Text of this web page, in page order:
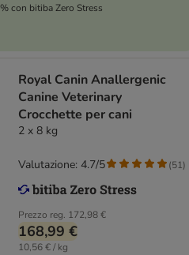
con bitiba Zero Stress
Royal Canin Anallergenic
Canine Veterinary
Crocchette per cani
2 x 8 kg
Prezzo reg. 172,98 €
168,99 €
10,56 € / kg
Valutazione: 4.7/5 (51)